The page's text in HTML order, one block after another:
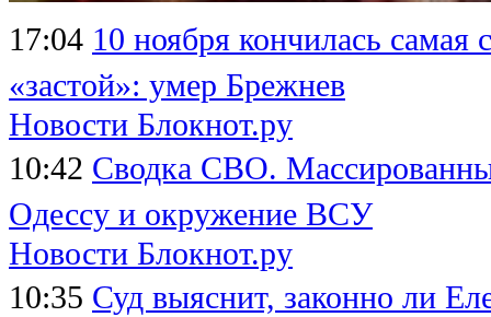
17:04 10 ноября кончилась самая
«застой»: умер Брежнев
Новости Блокнот.ру
10:42 Сводка СВО.
Одессу и окружение ВСУ
Новости Блокнот.ру
10:35 Суд выяснит, законно ли